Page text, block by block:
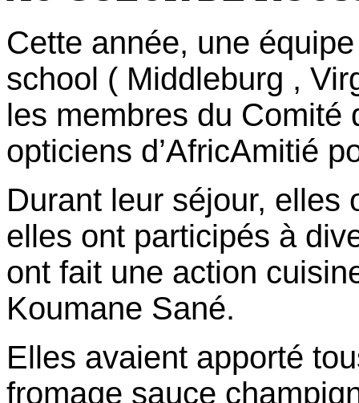
Cette année, une
school ( Middleburg ,
les membres du Comité
opticiens d’AfricAmitié
Durant leur séjour, elles
elles ont participés à
ont fait une action
Koumane Sané.
Elles avaient apporté
fromage sauce